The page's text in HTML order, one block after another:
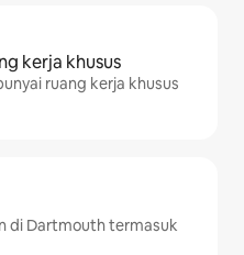
kerja khusus
ruang kerja khusus
di Dartmouth termasuk